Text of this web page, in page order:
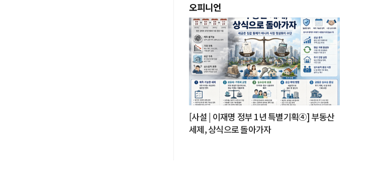
오피니언
[사설 | 이재명 정부 1년 특별기획④] 부동산
세제, 상식으로 돌아가자